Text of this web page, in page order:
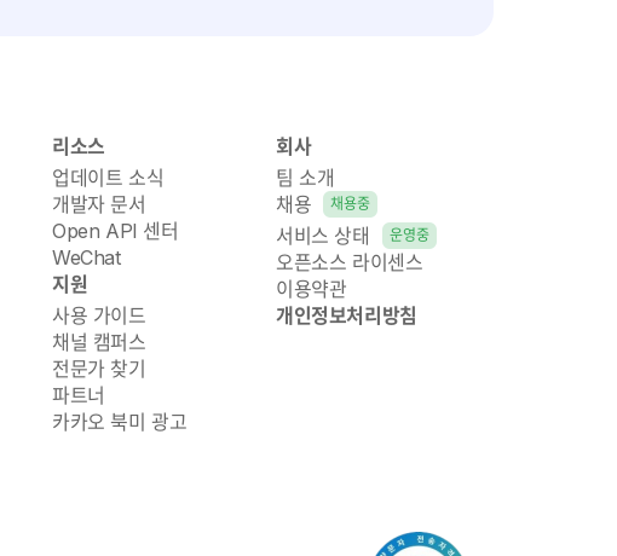
리소스
업데이트 소식
개발자 문서
Open API 센터
WeChat
지원
사용 가이드
채널 캠퍼스
전문가 찾기
파트너
카카오 북미 광고
회사
팀 소개
채용
채용중
서비스 상태 운영중
오픈소스 라이센스
이용약관
개인정보처리방침